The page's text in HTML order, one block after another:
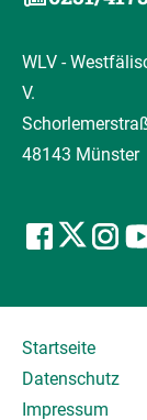
WLV -
V.
48143 Münster
Startseite
Datenschutz
Impressum